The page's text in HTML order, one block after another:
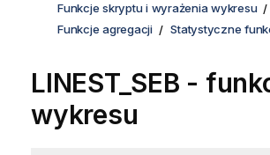
Funkcje skryptu i wyrażenia wykresu
Funkcje agregacji
Statystyczne
LINEST_SEB -
wykresu